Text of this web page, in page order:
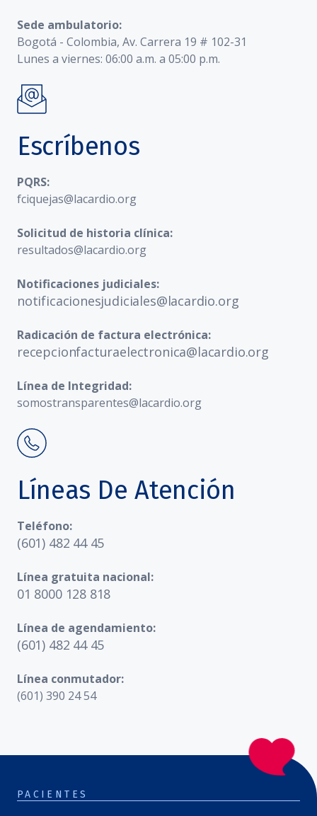
Sede ambulatorio:
Bogotá - Colombia, Av. Carrera 19 # 102-31
Lunes a viernes: 06:00 a.m. a 05:00 p.m.
Escríbenos
PQRS:
fciquejas@lacardio.org
Solicitud de historia clínica:
resultados@lacardio.org
Notificaciones judiciales:
notificacionesjudiciales@lacardio.org
Radicación de factura electrónica:
recepcionfacturaelectronica@lacardio.org
Línea de Integridad:
somostransparentes@lacardio.org
Líneas De Atención
Teléfono:
(601) 482 44 45
Línea gratuita nacional:
01 8000 128 818
Línea de agendamiento:
(601) 482 44 45
Línea conmutador:
(601) 390 24 54
PACIENTES